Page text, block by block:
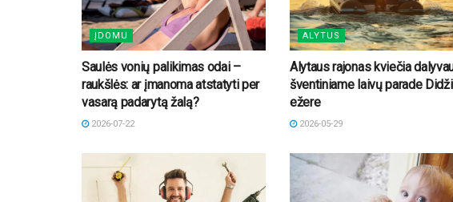
ĮDOMU
Saulės vonių palikimas odai –
raukšlės: ar įmanoma atstatyti per
vasarą padarytą žalą?
2026-07-22
ALYTUS
Alytaus rajonas kviečia
šventiniame laivų parade
ežere
2026-05-29